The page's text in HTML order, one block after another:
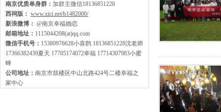
南京优质单身群： 加群主微信18136851228
西祠版： www.xici.net/b1482000/
新浪微博： @南京幸福婚恋
邮箱地址： 1115044208(at)qq.com
微信手机号： 15380976628小喜鹊 18136851228沈老师
17366382439夏天 17705174072幸福 17714307983小蜜
蜂
公司地址： 南京市鼓楼区中山北路424号二楼幸福之
家中心